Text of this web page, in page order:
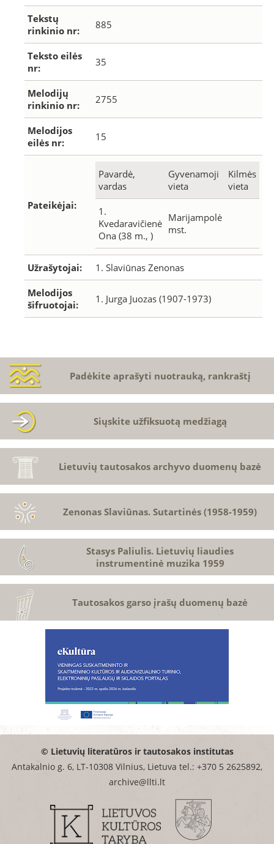
Tekstų
rinkinio nr:
885
Teksto eilės
nr:
35
Melodijų
rinkinio nr:
2755
Melodijos
eilės nr:
15
Pateikėjai:
Pavardė,
vardas
Gyvenamoji
vieta
Kilmės
vieta
1.
Kvedaravičienė
Ona (38 m., )
Marijampolė
mst.
Užrašytojai: 1. Slaviūnas Zenonas
Melodijos
šifruotojai:
1. Jurga Juozas (1907-1973)
Padėkite aprašyti nuotrauką, rankraštį
Siųskite užfiksuotą medžiagą
Lietuvių tautosakos archyvo duomenų bazė
Zenonas Slaviūnas. Sutartinės (1958-1959)
Stasys Paliulis. Lietuvių liaudies
instrumentinė muzika 1959
Tautosakos garso įrašų duomenų bazė
© Lietuvių literatūros ir tautosakos institutas
Antakalnio g. 6, LT-10308 Vilnius, Lietuva tel.: +370 5 2625892,
archive@llti.lt